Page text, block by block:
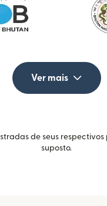
Ver mais
de seus
suposto.